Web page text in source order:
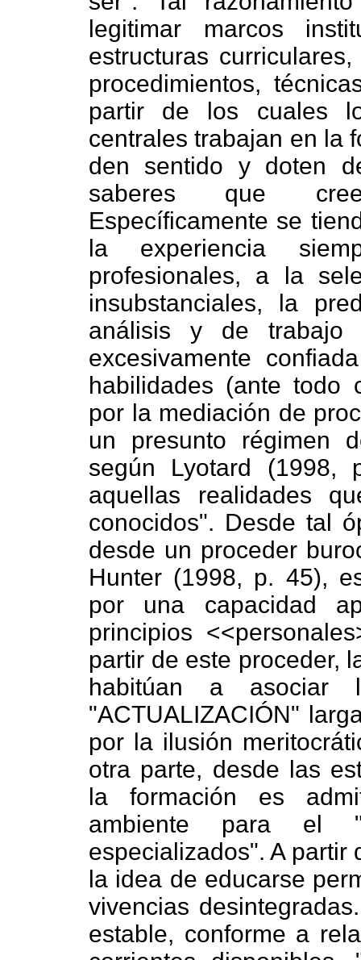
legitimar marcos
estructuras
procedimientos,
partir de los cuales
centrales trabajan en la
den sentido y doten
saberes que
Específicamente se
la experiencia
profesionales, a la
insubstanciales, la
análisis y de trabajo
excesivamente
habilidades (ante todo
por la mediación de
un presunto régimen
según Lyotard (1998,
aquellas realidades
conocidos". Desde tal
desde un proceder
Hunter (1998, p. 45),
por una capacidad
principios
partir de este proceder,
habitúan a asociar
"ACTUALIZACIÓN"
por la ilusión
otra parte, desde las
la formación es
ambiente para el
especializados". A partir
la idea de educarse
vivencias
estable, conforme a